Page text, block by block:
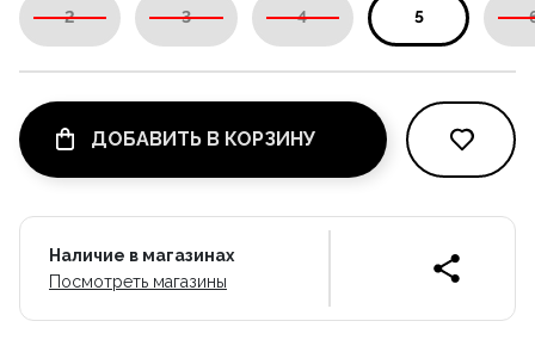
2 3 4 5
ДОБАВИТЬ В КОРЗИНУ
Наличие в магазинах
Посмотреть магазины